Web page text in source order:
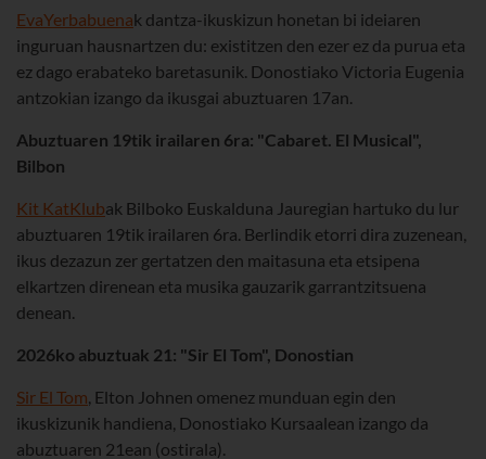
EvaYerbabuenak dantza-ikuskizun honetan bi ideiaren
inguruan hausnartzen du: existitzen den ezer ez da purua eta
ez dago erabateko baretasunik. Donostiako Victoria Eugenia
antzokian izango da ikusgai abuztuaren 17an.
Abuztuaren 19tik irailaren 6ra: "Cabaret. El Musical",
Bilbon
Kit KatKlubak Bilboko Euskalduna Jauregian hartuko du lur
abuztuaren 19tik irailaren 6ra. Berlindik etorri dira zuzenean,
ikus dezazun zer gertatzen den maitasuna eta etsipena
elkartzen direnean eta musika gauzarik garrantzitsuena
denean.
2026ko abuztuak 21: "Sir El Tom", Donostian
Sir El Tom , Elton Johnen omenez munduan egin den
ikuskizunik handiena, Donostiako Kursaalean izango da
abuztuaren 21ean (ostirala).